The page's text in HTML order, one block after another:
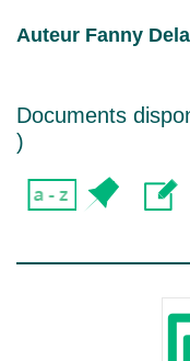
Auteur Fanny
Documents
)